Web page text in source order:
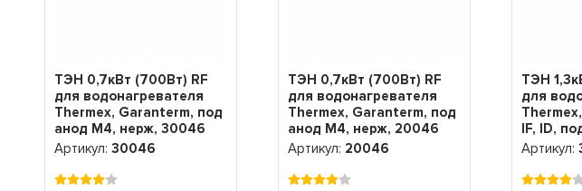
ТЭН 0,7кВт (700Вт) RF
для водонагревателя
Thermex, Garanterm, под
анод М4, нерж, 30046
Артикул:30046
ТЭН 0,7кВт (700Вт) RF
для водонагревателя
Thermex, Garanterm, под
анод М4, нерж, 20046
Артикул: 20046
ТЭН
для
IF, ID,
30047
Артикул: